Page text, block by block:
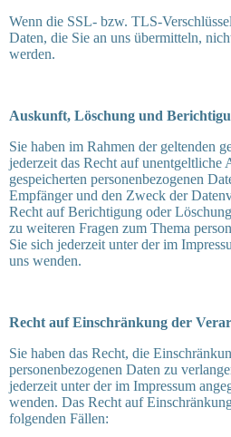
Wenn die SSL- bzw. TLS-
Daten, die Sie an uns übermitteln,
werden.
Auskunft, Löschung und
Sie haben im Rahmen der geltenden
jederzeit das Recht auf unentgeltliche
gespeicherten personenbezogenen
Empfänger und den Zweck der
Recht auf Berichtigung oder
zu weiteren Fragen zum Thema
Sie sich jederzeit unter der im
uns wenden.
Recht auf Einschränkung der
Sie haben das Recht, die
personenbezogenen Daten zu
jederzeit unter der im Impressum
wenden. Das Recht auf
folgenden Fällen: